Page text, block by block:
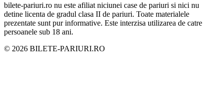
bilete-pariuri.ro nu este afiliat niciunei case de pariuri si nici nu
detine licenta de gradul clasa II de pariuri. Toate materialele
prezentate sunt pur informative. Este interzisa utilizarea de catre
persoanele sub 18 ani.
© 2026 BILETE-PARIURI.RO